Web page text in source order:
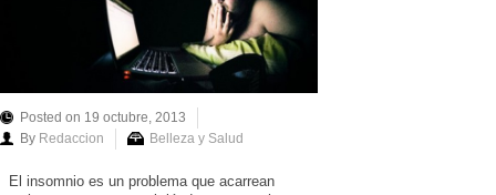
Posted on 19 octubre, 2013
By Redaccion Belleza y Salud
El insomnio es un problema que acarrean